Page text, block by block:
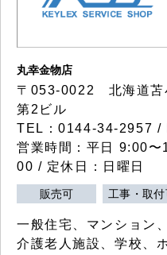
丸幸金物店
〒053-0022 北海道
第2ビル
TEL：0144-34-2957 /
営業時間：平日 9:00
00 / 定休日：日曜日
販売可 工事・取
一般住宅、マンション
介護老人施設、学校、